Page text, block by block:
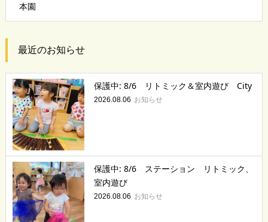
本園
最近のお知らせ
保護中: 8/6 リトミック＆室内遊び City
2026.08.06 お知らせ
保護中: 8/6 ステーション リトミック、
室内遊び
2026.08.06 お知らせ